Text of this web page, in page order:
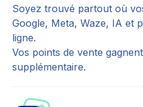
Soyez trouvé partout où
Google, Meta, Waze, IA et
ligne.
Vos points de vente
supplémentaire.